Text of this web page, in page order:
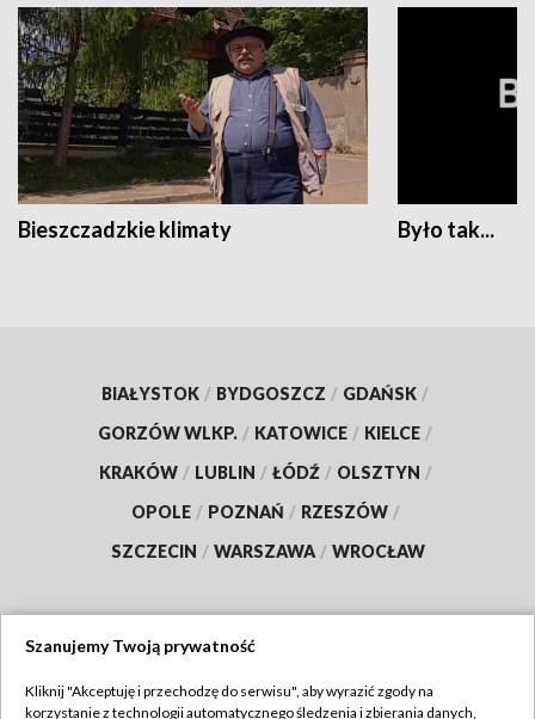
Bieszczadzkie klimaty Było tak...
BIAŁYSTOK / BYDGOSZCZ / GDAŃSK /
GORZÓW WLKP. / KATOWICE / KIELCE /
KRAKÓW / LUBLIN / ŁÓDŹ / OLSZTYN /
OPOLE / POZNAŃ / RZESZÓW /
SZCZECIN / WARSZAWA / WROCŁAW
Szanujemy Twoją prywatność
Kliknij "Akceptuję i przechodzę do serwisu", aby wyrazić zgody na
korzystanie z technologii automatycznego śledzenia i zbierania danych,